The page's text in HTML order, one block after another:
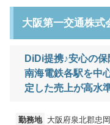
大阪第一交通株式
DiDi提携♪安心の
南海電鉄各駅を中
定した売上が高水
勤務地 大阪府泉北郡忠